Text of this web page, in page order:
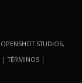
OPENSHOT STUDIOS,
|TÉRMINOS |